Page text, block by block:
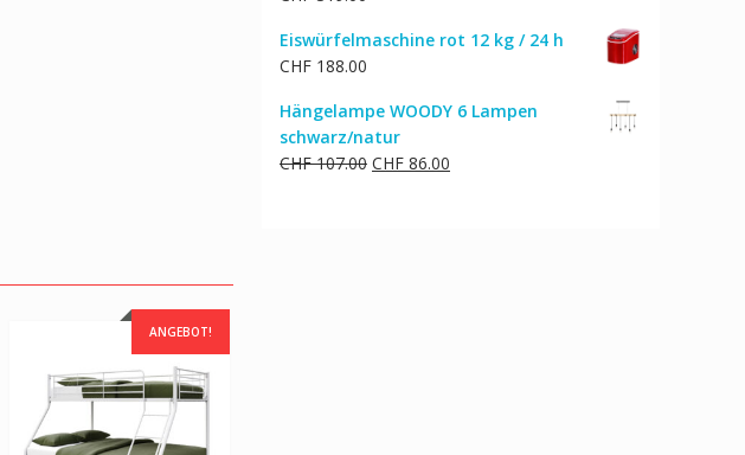
ANGEBOT!
Eiswürfelmaschine rot 12 kg / 24 h
CHF 188.00
Hängelampe WOODY 6 Lampen
schwarz/natur
CHF107.00 Ursprünglicher
CHF 86.00